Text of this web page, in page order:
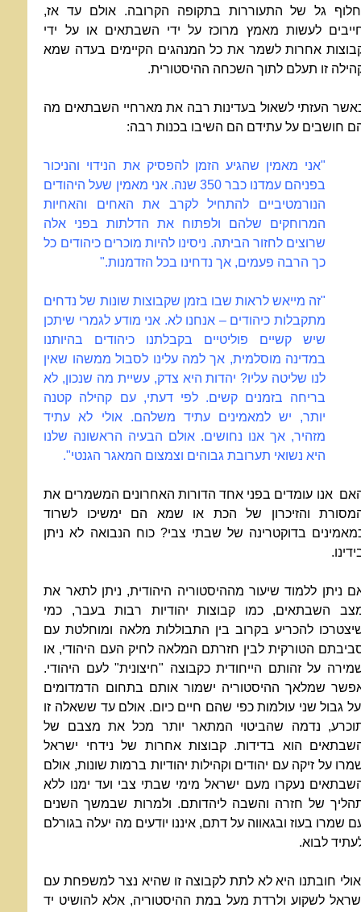
גל של התעוררות בתקופה הקרובה. אולם עד אז,
לעשות מאמץ מרוכז על ידי השבתאים או על ידי
אחרות לשמר את כל המנהגים הקיימים בעדה שמא
זו תעלם לתוך השכחה ההיסטורית.
העזתי לשאול בעדינות רבה את מארחיי השבתאים מה
חושבים על עתידם הם השיבו בכנות רבה:
"אני מאמין שהגיע הזמן להפסיק את הנידוי והניכור
בפניהם עמדנו כבר 350 שנה. אני מאמין שעל היהודים
הנורמטיביים להתחיל לקרב את האחים והאחיות
המרוחקים שלהם ולפתוח את הדלתות בפני אלה
שרוצים לחזור הביתה. ניסינו להיות מוכרים כיהודים כל
כך הרבה פעמים, אך נדחינו בכל הזדמנות."
"זה מייאש לראות שבו בזמן שקבוצות שונות של נדחים
מתקבלות כיהודים – אנחנו לא. אני מודע לגמרי שיתכן
שיש קשיים פוליטיים בקבלתנו כיהודים בהיותנו
במדינה מוסלמית, אך למה עלינו לסבול ממשהו שאין
לנו שליטה עליו? יהדות היא צדק, עשיית מה שנכון, לא
בריחה בזמנים קשים. לפי דעתי, עם קהילה קטנה
יותר, יש למאמינים עתיד משלהם. אולי לא עתיד
מזהיר, אך אנו נחושים. אולם הבעיה הראשונה שלנו
היא נשואי תערובת גבוהים וצמצום המאגר הגנטי".
אנו עומדים בפני אחד הדורות האחרונים המשמרים את
והזיכרון של הכת או שמא הם ימשיכו לשרוד
בדוקטרינה של שבתי צבי? כוח הנבואה לא ניתן
ניתן ללמוד שיעור מההיסטוריה היהודית, ניתן לתאר את
השבתאים, כמו קבוצות יהודיות רבות בעבר, כמי
להכריע בקרוב בין התבוללות מלאה ומוחלטת עם
הטורקית לבין חזרתם המלאה לחיק העם היהודי, או
על זהותם הייחודית כקבוצה "חיצונית" לעם היהודי.
שמלאך ההיסטוריה ישמור אותם בתחום הדמדומים
גבול שני עולמות כפי שהם חיים כיום. אולם עד ששאלה זו
נדמה שהביטוי המתאר יותר מכל את מצבם של
הוא בדידות. קבוצות אחרות של נידחי ישראל
על זיקה עם יהודים וקהילות יהודיות ברמות שונות, אולם
נעקרו מעם ישראל מימי שבתי צבי ועד ימנו ללא
של חזרה והשבה ליהדותם. ולמרות שבמשך השנים
שמרו בעוז ובגאווה על דתם, איננו יודעים מה יעלה בגורלם
לבוא.
חובתנו היא לא לתת לקבוצה זו שהיא נצר למשפחת עם
לשקוע ולרדת מעל במת ההיסטוריה, אלא להושיט יד